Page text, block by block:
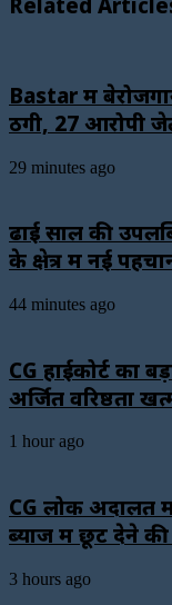
Bastar में
ठगी, 27 आरोपी
29 minutes ago
ढाई साल की
के क्षेत्र में नई
44 minutes ago
CG हाईकोर्ट का
अर्जित वरिष्ठता
1 hour ago
CG लोक अदालत
ब्याज में छूट देने
3 hours ago